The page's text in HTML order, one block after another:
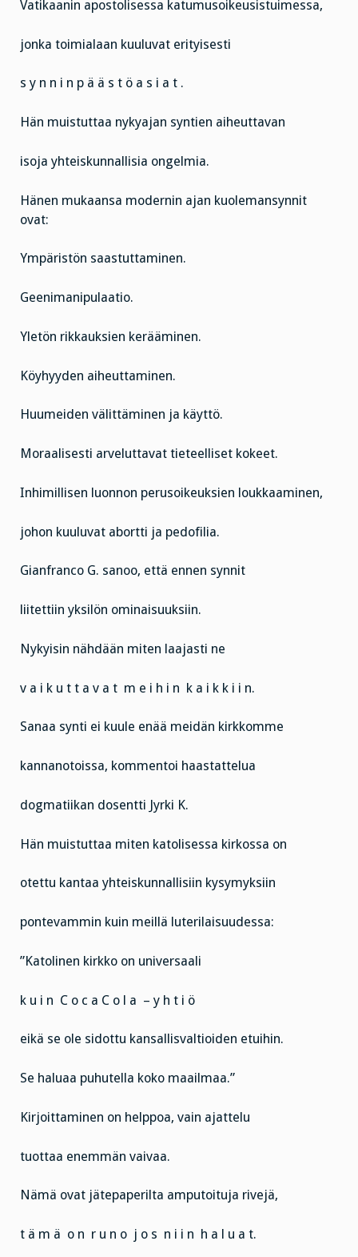
Vatikaanin apostolisessa katumusoikeusistuimessa,
jonka toimialaan kuuluvat erityisesti
s y n n i n p ä ä s t ö a s i a t .
Hän muistuttaa nykyajan syntien aiheuttavan
isoja yhteiskunnallisia ongelmia.
Hänen mukaansa modernin ajan kuolemansynnit
ovat:
Ympäristön saastuttaminen.
Geenimanipulaatio.
Yletön rikkauksien kerääminen.
Köyhyyden aiheuttaminen.
Huumeiden välittäminen ja käyttö.
Moraalisesti arveluttavat tieteelliset kokeet.
Inhimillisen luonnon perusoikeuksien loukkaaminen,
johon kuuluvat abortti ja pedofilia.
Gianfranco G. sanoo, että ennen synnit
liitettiin yksilön ominaisuuksiin.
Nykyisin nähdään miten laajasti ne
v a i k u t t a v a t m e i h i n k a i k k i i n.
Sanaa synti ei kuule enää meidän kirkkomme
kannanotoissa, kommentoi haastattelua
dogmatiikan dosentti Jyrki K.
Hän muistuttaa miten katolisessa kirkossa on
otettu kantaa yhteiskunnallisiin kysymyksiin
pontevammin kuin meillä luterilaisuudessa:
”Katolinen kirkko on universaali
k u i n C o c a C o l a – y h t i ö
eikä se ole sidottu kansallisvaltioiden etuihin.
Se haluaa puhutella koko maailmaa.”
Kirjoittaminen on helppoa, vain ajattelu
tuottaa enemmän vaivaa.
Nämä ovat jätepaperilta amputoituja rivejä,
t ä m ä o n r u n o j o s n i i n h a l u a t.